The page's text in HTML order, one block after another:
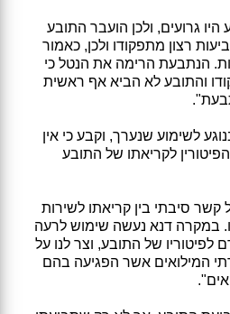
היו גרועים, ולכן הועבר התובע
רצון מתפקודו ולכן, כאמור
הנתבעת הרימה את הנטל כי
והתובע לא הביא אף ראשית
לשימוע שנערך, וקבע כי אין
לקריאתו של התובע
קשר סיבתי בין קריאתו לשירות
במקרה דנא נעשה שימוש לרעה
לפיטוריו של התובע, וצר לנו על
המילואים אשר הפגיעה בהם